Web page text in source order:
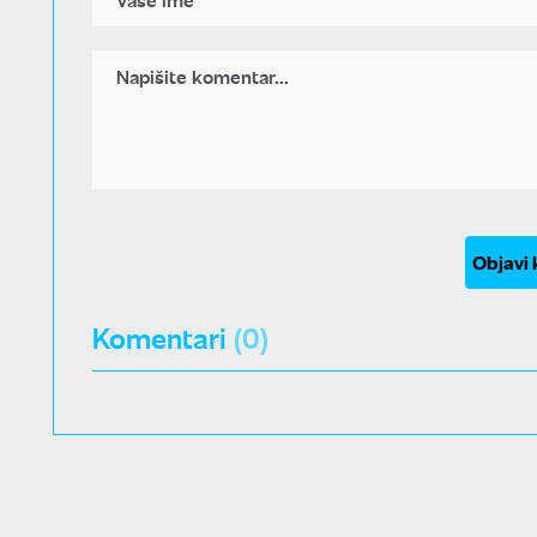
Objavi
Komentari (0)